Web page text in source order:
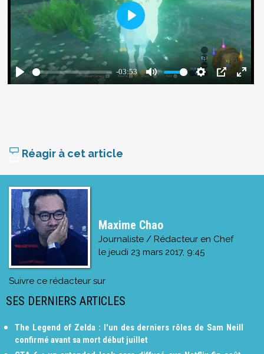
Réagir à cet article
Maxime Chao
Journaliste / Rédacteur en Chef
le jeudi 23 mars 2017, 9:45
Suivre ce rédacteur sur
SES DERNIERS ARTICLES
The Legend of Zelda : l'un des derniers rôles de Sam Neill
confirmé avant sa mort début juillet